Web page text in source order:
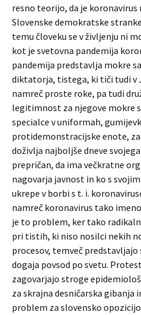
resno teorijo, da je
Slovenske demokratske
temu človeku se v življenju ni
kot je svetovna pandemija
pandemija predstavlja mokre
diktatorja, tistega, ki tiči tudi v
namreč proste roke, pa tudi
legitimnost za njegove mokre
specialce v uniformah,
protidemonstracijske enote,
doživlja najboljše dneve
prepričan, da ima večkratne
nagovarja javnost in ko s
ukrepe v borbi s t. i.
namreč koronavirus tako
je to problem, ker tako
pri tistih, ki niso nosilci nekih
procesov, temveč predstavljajo
dogaja povsod po svetu.
zagovarjajo stroge
za skrajna desničarska gibanja
problem za slovensko